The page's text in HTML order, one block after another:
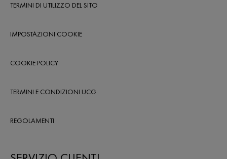
TERMINI DI UTILIZZO DEL SITO
IMPOSTAZIONI COOKIE
COOKIE POLICY
TERMINI E CONDIZIONI UCG
REGOLAMENTI